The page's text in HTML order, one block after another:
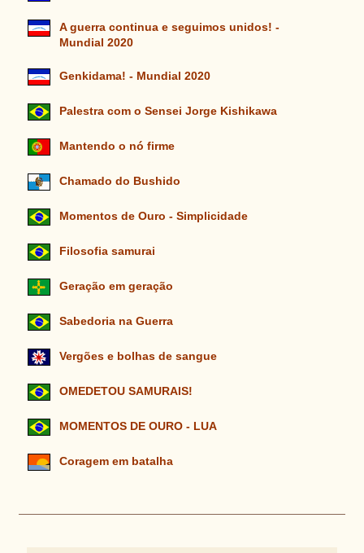
A guerra continua e seguimos unidos! -
Mundial 2020
Genkidama! - Mundial 2020
Palestra com o Sensei Jorge Kishikawa
Mantendo o nó firme
Chamado do Bushido
Momentos de Ouro - Simplicidade
Filosofia samurai
Geração em geração
Sabedoria na Guerra
Vergões e bolhas de sangue
OMEDETOU SAMURAIS!
MOMENTOS DE OURO - LUA
Coragem em batalha